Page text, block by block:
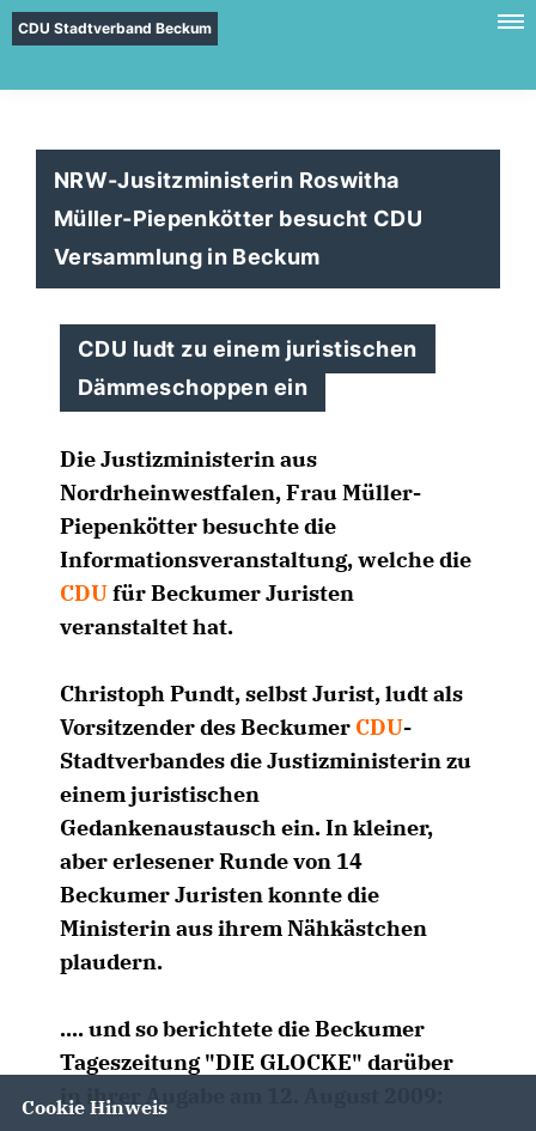
CDU Stadtverband Beckum
NRW-Jusitzministerin Roswitha
Müller-Piepenkötter besucht CDU
Versammlung in Beckum
CDU ludt zu einem juristischen
Dämmeschoppen ein
Die Justizministerin aus
Nordrheinwestfalen, Frau Müller-
Piepenkötter besuchte die
Informationsveranstaltung, welche die
CDUfür Beckumer Juristen
veranstaltet hat.
Christoph Pundt, selbst Jurist, ludt als
Vorsitzender des Beckumer CDU-
Stadtverbandes die Justizministerin zu
einem juristischen
Gedankenaustausch ein. In kleiner,
aber erlesener Runde von 14
Beckumer Juristen konnte die
Ministerin aus ihrem Nähkästchen
plaudern.
.... und so berichtete die Beckumer
Tageszeitung "DIE GLOCKE" darüber
in ihrer Augabe am 12. August 2009:
Cookie Hinweis